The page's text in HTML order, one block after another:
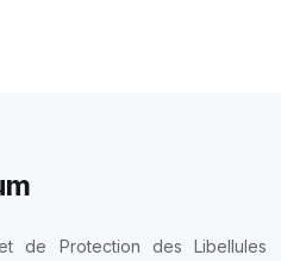
de Protection des Libellules